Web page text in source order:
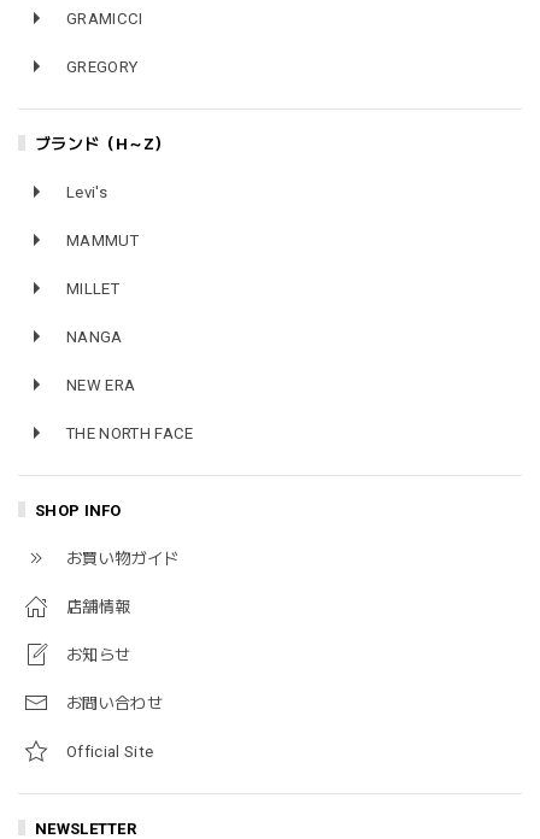
GRAMICCI
GREGORY
ブランド（H～Z）
Levi's
MAMMUT
MILLET
NANGA
NEW ERA
THE NORTH FACE
SHOP INFO
お買い物ガイド
店舗情報
お知らせ
お問い合わせ
Official Site
NEWSLETTER